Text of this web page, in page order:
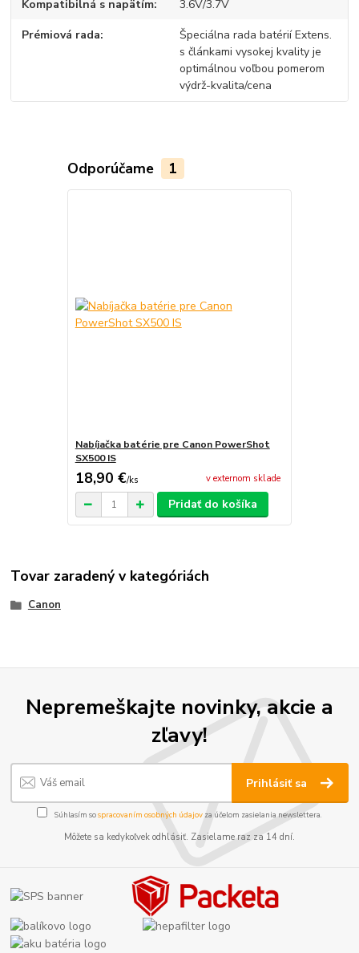
Kompatibilná s napätím 3.6V/3.7V
Prémiová rada
Špeciálna rada batérií Extens.
s článkami vysokej kvality je
optimálnou voľbou pomerom
výdrž-kvalita/cena
Odporúčame 1
Nabíjačka batérie pre Canon PowerShot
SX500 IS
18,90 €/ks v externom sklade
Pridať do košíka
Tovar zaradený v kategóriách
Canon
Nepremeškajte novinky, akcie a
zľavy!
Prihlásiť sa
Súhlasím sospracovaním osobných údajov za účelom zasielania newslettera.
Môžete sa kedykoľvek odhlásiť. Zasielame raz za 14 dní.